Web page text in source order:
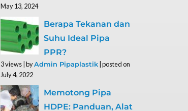
May 13, 2024
Berapa Tekanan dan
Suhu Ideal Pipa
PPR?
3 views byAdmin Pipaplastik posted on
July 4, 2022
Memotong Pipa
HDPE: Panduan, Alat